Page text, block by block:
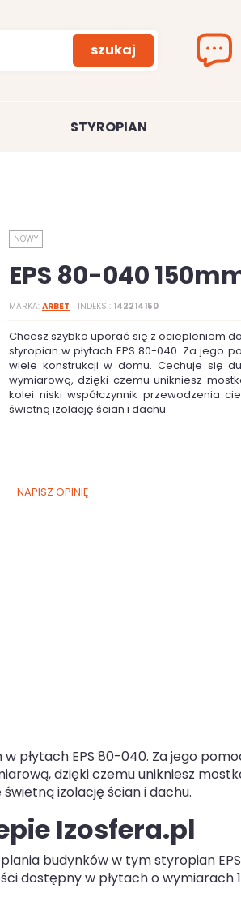
szukaj
STYROPIAN
NOWY
EPS 80-040
MARKA ARBET INDEKS 142214150
Chcesz szybko uporać się z ociepleniem
styropian w płytach EPS 80-040. Za jego
wiele konstrukcji w domu. Cechuje się
wymiarową, dzięki czemu unikniesz
kolei niski współczynnik przewodzenia
świetną izolację ścian i dachu.
NAPISZ OPINIĘ
płytach EPS 80-040. Za jego
dzięki czemu unikniesz
izolację ścian i dachu.
Izosfera.pl
budynków w tym styropian
dostępny w płytach o wymiarach